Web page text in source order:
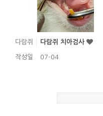
다람쥐 다람쥐 치아검사
작성일 07-04